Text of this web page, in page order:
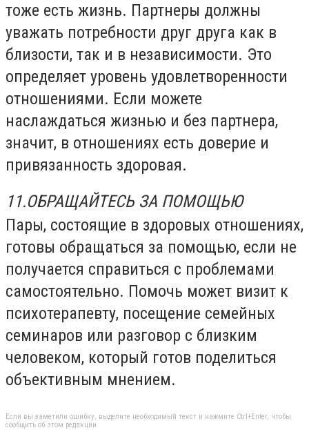
тоже есть жизнь. Партнеры должны
уважать потребности друг друга как в
близости, так и в независимости. Это
определяет уровень удовлетворенности
отношениями. Если можете
наслаждаться жизнью и без партнера,
значит, в отношениях есть доверие и
привязанность здоровая.
11.ОБРАЩАЙТЕСЬ ЗА ПОМОЩЬЮ
Пары, состоящие в здоровых отношениях,
готовы обращаться за помощью, если не
получается справиться с проблемами
самостоятельно. Помочь может визит к
психотерапевту, посещение семейных
семинаров или разговор с близким
человеком, который готов поделиться
объективным мнением.
Если вы заметили ошибку, выделите необходимый текст и нажмите Ctrl+Enter, чтобы
сообщить об этом редакции